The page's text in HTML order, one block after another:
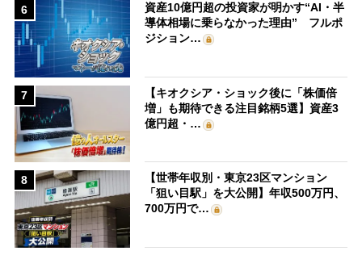
6
資産10億円超の投資家が明かす“AI・半
導体相場に乗らなかった理由” フルポ
ジション…
7
【キオクシア・ショック後に「株価倍
増」も期待できる注目銘柄5選】資産3
億円超・…
8
【世帯年収別・東京23区マンション
「狙い目駅」を大公開】年収500万円、
700万円で…